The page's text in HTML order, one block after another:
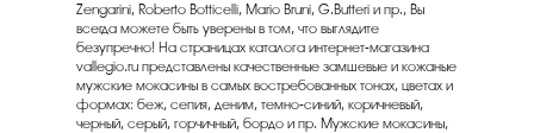
Zengarini, Roberto Botticelli, Mario Bruni, G.Butteri и пр., Вы
всегда можете быть уверены в том, что выглядите
безупречно! На страницах каталога интернет-магазина
vallegio.ru представлены качественные замшевые и кожаные
мужские мокасины в самых востребованных тонах, цветах и
формах: беж, сепия, деним, темно-синий, коричневый,
черный, серый, горчичный, бордо и пр. Мужские мокасины,